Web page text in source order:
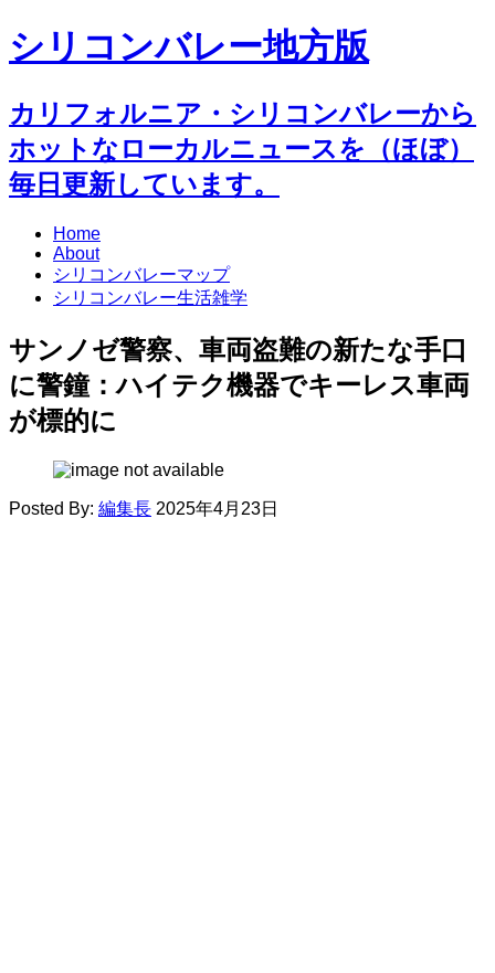
シリコンバレー地方版
カリフォルニア・シリコンバレーから
ホットなローカルニュースを（ほぼ）
毎日更新しています。
Home
About
シリコンバレーマップ
シリコンバレー生活雑学
サンノゼ警察、車両盗難の新たな手口
に警鐘：ハイテク機器でキーレス車両
が標的に
Posted By: 編集長 2025年4月23日